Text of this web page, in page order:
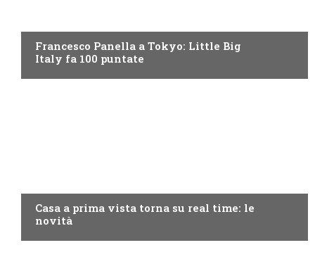
Francesco Panella a Tokyo: Little Big
Italy fa 100 puntate
Casa a prima vista torna su real time: le
novità